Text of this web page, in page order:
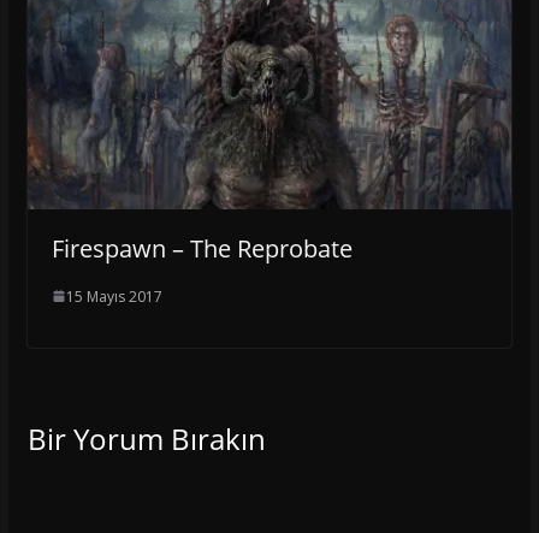
Firespawn – The Reprobate
15 Mayıs 2017
Bir Yorum Bırakın